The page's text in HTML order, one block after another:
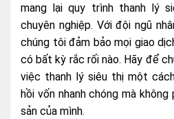
mang lại quy trình thanh lý
chuyên nghiệp. Với đội ngũ
chúng tôi đảm bảo mọi giao
có bất kỳ rắc rối nào. Hãy để
việc thanh lý siêu thị một
hồi vốn nhanh chóng mà
sản của mình.